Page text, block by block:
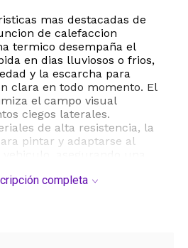
mas destacadas de
de calefaccion
termico desempaña el
en dias lluviosos o frios,
y la escarcha para
clara en todo momento. El
el campo visual
ciegos laterales.
de alta resistencia, la
pintar y adaptarse al
completa